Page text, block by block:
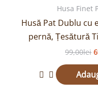
Husa Finet
Husă Pat Dublu cu
pernă, Țesătură
99,00lei